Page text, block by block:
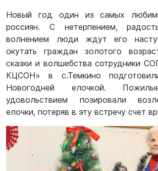
Новый год один из самых
россиян. С нетерпением,
волнением люди ждут его
окутать граждан золотого
сказки и волшебства сотрудники
КЦСОН» в с.Темкино
Новогодней елочкой.
удовольствием позировали
елочки, потеряв в эту встречу счет